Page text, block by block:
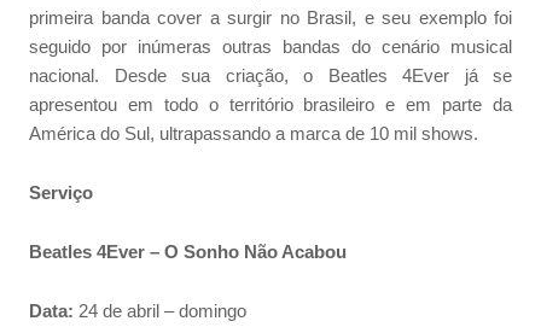
primeira banda cover a surgir no Brasil, e seu exemplo foi
seguido por inúmeras outras bandas do cenário musical
nacional. Desde sua criação, o Beatles 4Ever já se
apresentou em todo o território brasileiro e em parte da
América do Sul, ultrapassando a marca de 10 mil shows.
Serviço
Beatles 4Ever – O Sonho Não Acabou
Data: 24 de abril – domingo